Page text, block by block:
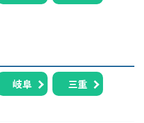
岐阜
三重